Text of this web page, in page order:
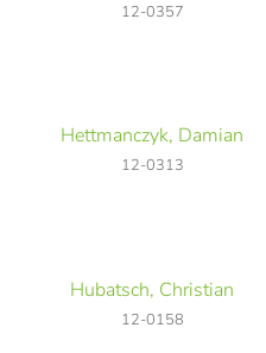
12-0357
Hettmanczyk, Damian
12-0313
Hubatsch, Christian
12-0158